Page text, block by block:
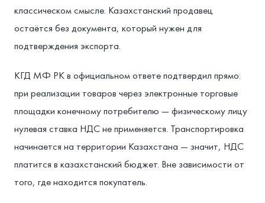
классическом смысле. Казахстанский продавец
остаётся без документа, который нужен для
подтверждения экспорта.
КГД МФ РК в официальном ответе подтвердил прямо:
при реализации товаров через электронные торговые
площадки конечному потребителю — физическому лицу
нулевая ставка НДС не применяется. Транспортировка
начинается на территории Казахстана — значит, НДС
платится в казахстанский бюджет. Вне зависимости от
того, где находится покупатель.